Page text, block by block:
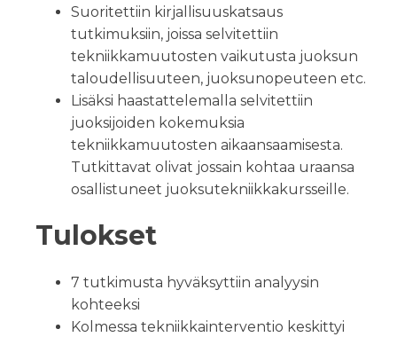
Suoritettiin kirjallisuuskatsaus
tutkimuksiin, joissa selvitettiin
tekniikkamuutosten vaikutusta juoksun
taloudellisuuteen, juoksunopeuteen etc.
Lisäksi haastattelemalla selvitettiin
juoksijoiden kokemuksia
tekniikkamuutosten aikaansaamisesta.
Tutkittavat olivat jossain kohtaa uraansa
osallistuneet juoksutekniikkakursseille.
Tulokset
7 tutkimusta hyväksyttiin analyysin
kohteeksi
Kolmessa tekniikkainterventio keskittyi